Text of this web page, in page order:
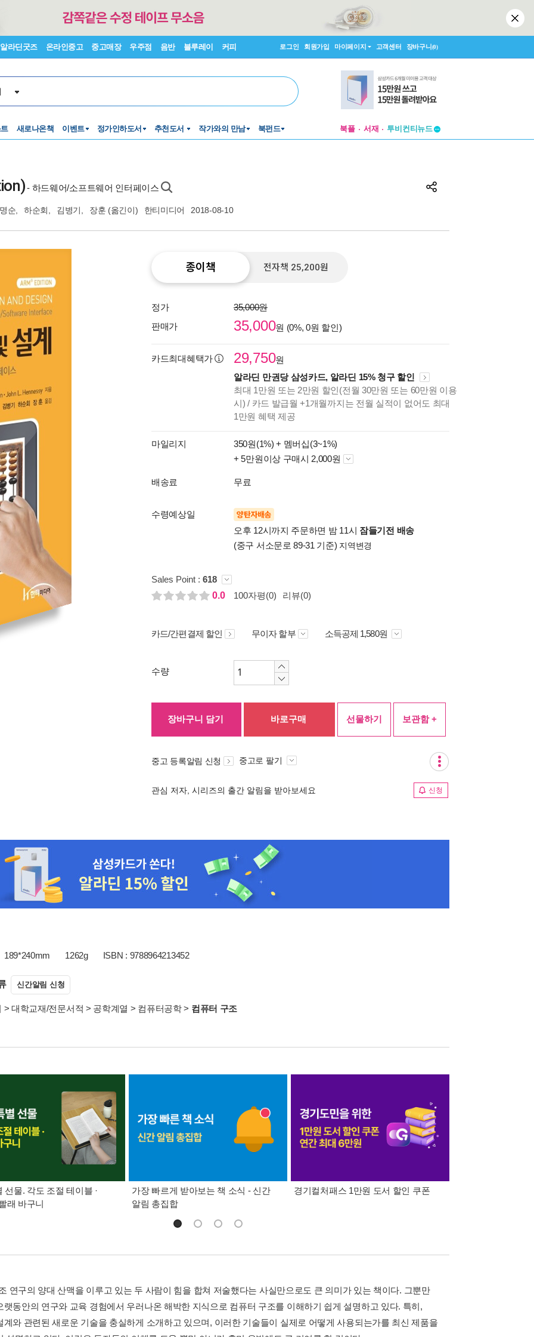
알라딘굿즈 온라인중고 중고매장 우주점 음반 블루레이 커피 로그인 회원가입 마이페이지 고객센터 장바구니(0)
새로나온책 이벤트 정가인하도서 추천도서 작가와의 만남 북펀드 북플 서재
투비컨티뉴드
- 하드웨어/소프트웨어 인터페이스
순 하순회 김병기 장훈 (옮긴이) 한티미디어 2018-08-10
종이책 전자책 25,200원
정가
35,000원
판매가
35,000원 (0%, 0원 할인)
카드최대혜택가 29,750원
알라딘 만권당 삼성카드, 알라딘 15% 청구 할인
최대 1만원 또는 2만원 할인(전월 30만원 또는 60만원 이용
시) / 카드 발급월 +1개월까지는 전월 실적이 없어도 최대
1만원 혜택 제공
마일리지 350원(1%) + 멤버십(3~1%)
+ 5만원이상 구매시 2,000원
배송료 무료
수령예상일 양탄자배송
오후 12시까지 주문하면 밤 11시 잠들기전 배송
(중구 서소문로 89-31 기준) 지역변경
Sales Point : 618
0.0
100자평(0) 리뷰(0)
카드/간편결제 할인 무이자 할부 소득공제 1,580원
수량
장바구니 담기 바로구매 선물하기 보관함 +
중고 등록알림 신청 중고로 팔기
관심 저자, 시리즈의 출간 알림을 받아보세요 신청
189*240mm 1262g ISBN : 9788964213452
신간알림 신청
> 대학교재/전문서적 > 공학계열 > 컴퓨터공학> 컴퓨터 구조
선물. 각도 조절 테이블 ·
래 바구니
가장 빠르게 받아보는 책 소식 - 신간
알림 총집합
경기컬처패스 1만원 도서 할인 쿠폰
연구의 양대 산맥을 이루고 있는 두 사람이 힘을 합쳐 저술했다는 사실만으로도 큰 의미가 있는 책이다. 그뿐만
랫동안의 연구와 교육 경험에서 우러나온 해박한 지식으로 컴퓨터 구조를 이해하기 쉽게 설명하고 있다. 특히,
계와 관련된 새로운 기술을 충실하게 소개하고 있으며, 이러한 기술들이 실제로 어떻게 사용되는가를 최신 제품을